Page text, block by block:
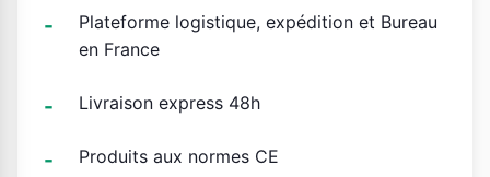
Plateforme logistique, expédition et Bureau
en France
Livraison express 48h
Produits aux normes CE